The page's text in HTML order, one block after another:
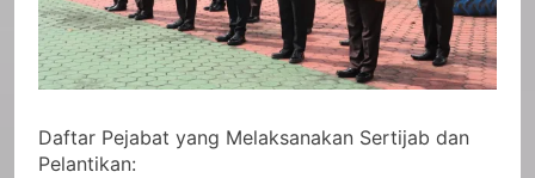
Daftar Pejabat yang Melaksanakan Sertijab dan
Pelantikan: